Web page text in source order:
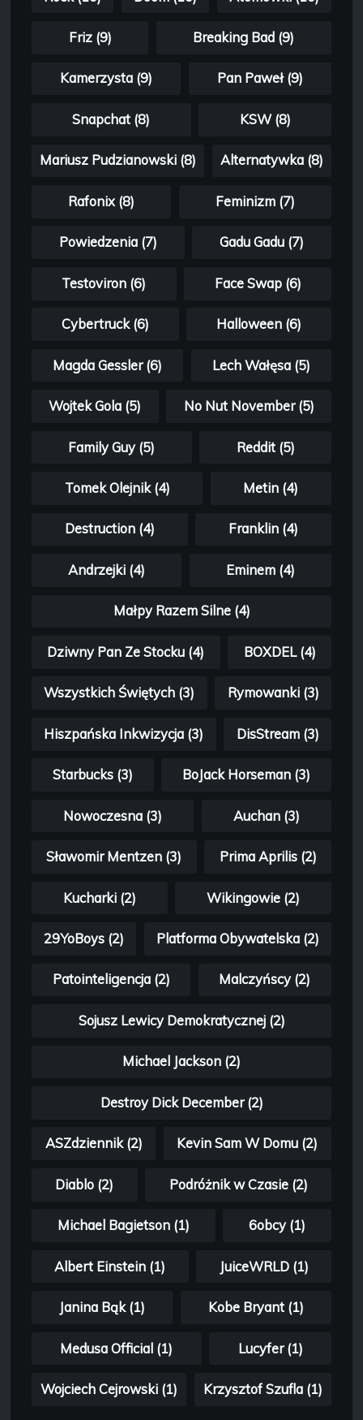
Friz (9) Breaking Bad (9)
Kamerzysta (9) Pan Paweł (9)
Snapchat (8) KSW (8)
Mariusz Pudzianowski (8) Alternatywka (8)
Rafonix (8) Feminizm (7)
Powiedzenia (7) Gadu Gadu (7)
Testoviron (6) Face Swap (6)
Cybertruck (6) Halloween (6)
Magda Gessler (6) Lech Wałęsa (5)
Wojtek Gola (5) No Nut November (5)
Family Guy (5) Reddit (5)
Tomek Olejnik (4) Metin (4)
Destruction (4) Franklin (4)
Andrzejki (4) Eminem (4)
Małpy Razem Silne (4)
Dziwny Pan Ze Stocku (4) BOXDEL (4)
Wszystkich Świętych (3) Rymowanki (3)
Hiszpańska Inkwizycja (3) DisStream (3)
Starbucks (3) BoJack Horseman (3)
Nowoczesna (3) Auchan (3)
Sławomir Mentzen (3) Prima Aprilis (2)
Kucharki (2) Wikingowie (2)
29YoBoys (2) Platforma Obywatelska (2)
Patointeligencja (2) Malczyńscy (2)
Sojusz Lewicy Demokratycznej (2)
Michael Jackson (2)
Destroy Dick December (2)
ASZdziennik (2) Kevin Sam W Domu (2)
Diablo (2) Podróżnik w Czasie (2)
Michael Bagietson (1) 6obcy (1)
Albert Einstein (1) JuiceWRLD (1)
Janina Bąk (1) Kobe Bryant (1)
Medusa Official (1) Lucyfer (1)
Wojciech Cejrowski (1) Krzysztof Szufla (1)